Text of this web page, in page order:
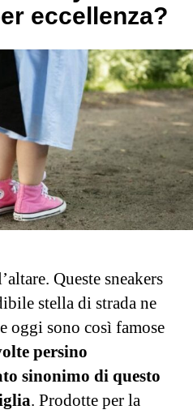
eccellenza?
Queste sneakers
stella di strada ne
oggi sono così famose
persino
sinonimo di questo
. Prodotte per la